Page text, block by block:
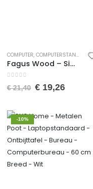
COMPUTER, COMPUTERSTANDAARDEN
Fagus Wood – Simple Laptop Standaard – Natuurlijk Laptop Standaard – Kantoor Laptop Organizer – Nieuw Werk Cadeau – Natural Kleur
van de 5
€21,40 € 19,26
-10%